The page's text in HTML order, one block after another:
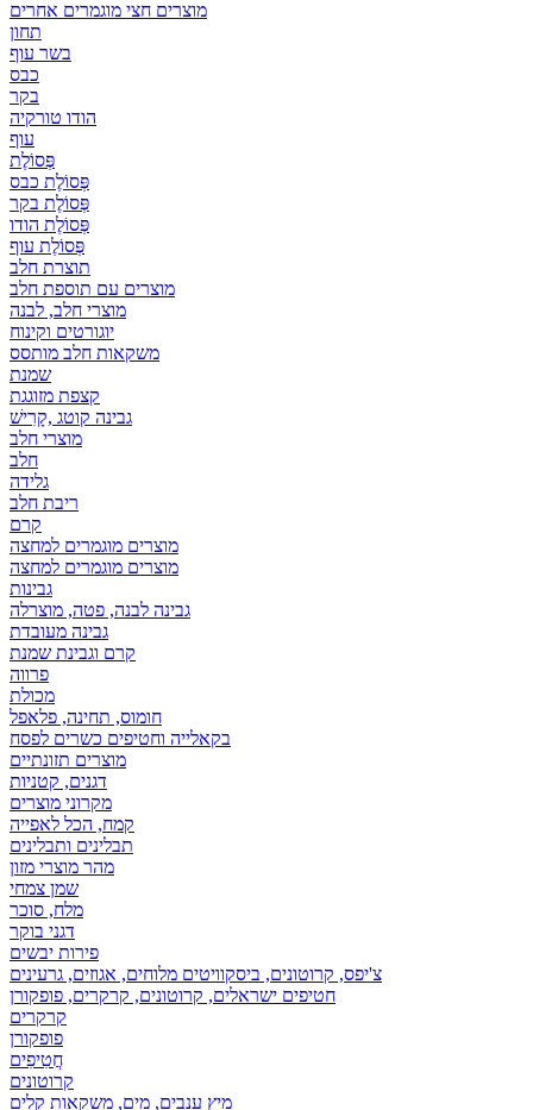
מוצרים חצי מוגמרים אחרים
תחון
בשר עוף
כבס
בקר
הודו טורקיה
עוף
פְּסוֹלֶת
פְּסוֹלֶת כבס
פְּסוֹלֶת בקר
פְּסוֹלֶת הודו
פְּסוֹלֶת עוף
תוצרת חלב
מוצרים עם תוספת חלב
מוצרי חלב, לבנה
יוגורטים וקינוח
משקאות חלב מותסס
שמנת
קצפת מזוגגת
גבינה קוטג ,קָרִישׁ
מוצרי חלב
חלב
גלידה
ריבת חלב
קרם
מוצרים מוגמרים למחצה
מוצרים מוגמרים למחצה
גבינות
גבינה לבנה, פטה, מוצרלה
גבינה מעובדת
קרם וגבינת שמנת
פרווה
מכולת
חומוס, תחינה, פלאפל
בקאלייה וחטיפים כשרים לפסח
מוצרים תזונתיים
דגנים, קטניות
מקרוני מוצרים
קמח, הכל לאפייה
תבלינים ותבלינים
מהר מוצרי מזון
שמן צמחי
מלח, סוכר
דגני בוקר
פירות יבשים
צ'יפס, קרוטונים, ביסקוויטים מלוחים, אגוזים, גרעינים
חטיפים ישראלים, קרוטונים, קרקרים, פופקורן
קרקרים
פופקורן
חֲטִיפִים
קרוטונים
מיץ ענבים, מים, משקאות קלים